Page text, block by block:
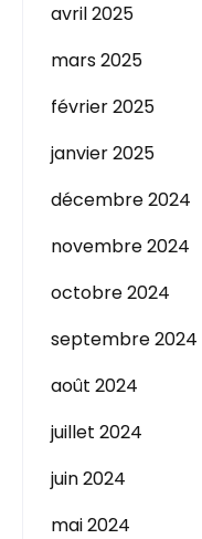
avril 2025
mars 2025
février 2025
janvier 2025
décembre 2024
novembre 2024
octobre 2024
septembre 2024
août 2024
juillet 2024
juin 2024
mai 2024